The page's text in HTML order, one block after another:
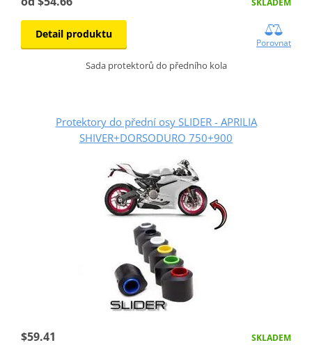
Detail produktu
Porovnat
Sada protektorů do předního kola
Protektory do přední osy SLIDER - APRILIA
SHIVER+DORSODURO 750+900
$59.41 SKLADEM